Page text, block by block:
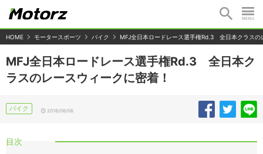
HOME モータースポーツ バイク MFJ全日本ロードレース選手権Rd.3 全日本クラスの
MFJ全日本ロードレース選手権Rd.3 全日本ク
ラスのレースウィークに密着！
バイク 2016/06/06
目次